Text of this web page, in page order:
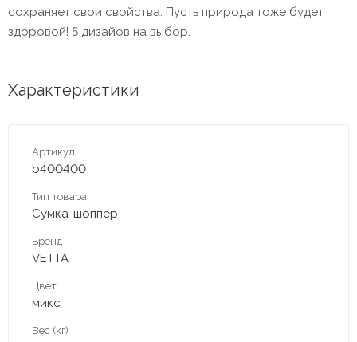
сохраняет свои свойства. Пусть природа тоже будет
здоровой! 5 дизайов на выбор.
Характеристики
Артикул
b400400
Тип товара
Сумка-шоппер
Бренд
VETTA
Цвет
микс
Вес (кг)